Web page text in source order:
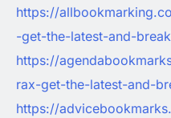
https://
-get-the-latest-and-
https://
rax-get-the-latest-and-
https://